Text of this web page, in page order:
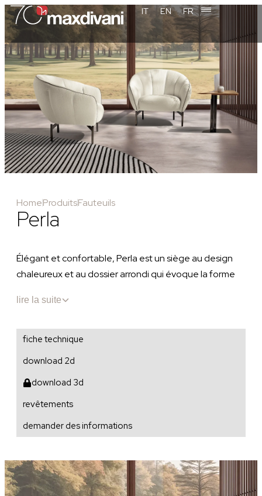
IT EN FR
HomeProduitsFauteuils
Perla
Élégant et confortable, Perla est un siège au design
chaleureux et au dossier arrondi qui évoque la forme
des surpiqûres verticales et des bordures qui dessinent
décontractée.
lire la suite
fiche technique
download 2d
download 3d
revêtements
demander des informations